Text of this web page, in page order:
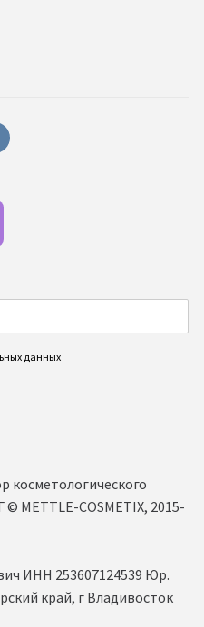
данных
косметологического
METTLE-COSMETIX, 2015-
ИНН 253607124539 Юр.
край, г Владивосток